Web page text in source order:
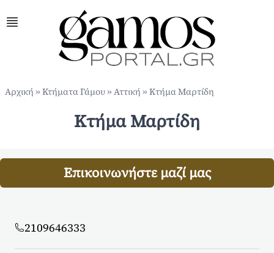
Αρχική »Κτήματα Γάμου»Αττική »Kτήμα Μαρτίδη
Kτήμα Μαρτίδη
Επικοινωνήστε μαζί μας
2109646333